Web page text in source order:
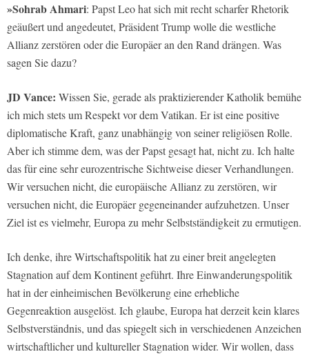
»Sohrab Ahmari: Papst Leo hat sich mit recht scharfer Rhetorik
geäußert und angedeutet, Präsident Trump wolle die westliche
Allianz zerstören oder die Europäer an den Rand drängen. Was
sagen Sie dazu?
JD Vance: Wissen Sie, gerade als praktizierender Katholik bemühe
ich mich stets um Respekt vor dem Vatikan. Er ist eine positive
diplomatische Kraft, ganz unabhängig von seiner religiösen Rolle.
Aber ich stimme dem, was der Papst gesagt hat, nicht zu. Ich halte
das für eine sehr eurozentrische Sichtweise dieser Verhandlungen.
Wir versuchen nicht, die europäische Allianz zu zerstören, wir
versuchen nicht, die Europäer gegeneinander aufzuhetzen. Unser
Ziel ist es vielmehr, Europa zu mehr Selbstständigkeit zu ermutigen.
Ich denke, ihre Wirtschaftspolitik hat zu einer breit angelegten
Stagnation auf dem Kontinent geführt. Ihre Einwanderungspolitik
hat in der einheimischen Bevölkerung eine erhebliche
Gegenreaktion ausgelöst. Ich glaube, Europa hat derzeit kein klares
Selbstverständnis, und das spiegelt sich in verschiedenen Anzeichen
wirtschaftlicher und kultureller Stagnation wider. Wir wollen, dass